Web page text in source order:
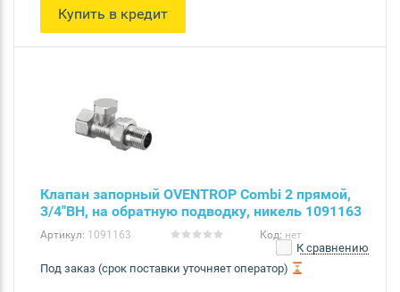
Купить в кредит
Клапан запорный OVENTROP Combi 2 прямой,
3/4"ВН, на обратную подводку, никель 1091163
Артикул: 1091163 Код: нет
К сравнению
Под заказ (срок поставки уточняет оператор)